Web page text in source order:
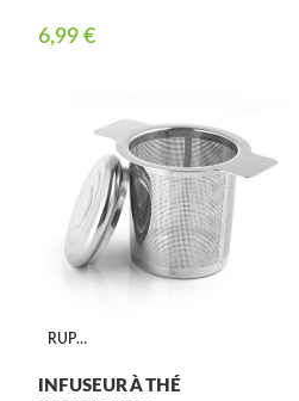
6,99 €
RUPTURE
INFUSEUR À THÉ